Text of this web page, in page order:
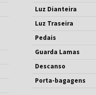
Luz Dianteira
Luz Traseira
Pedais
Guarda Lamas
Descanso
Porta-bagagens